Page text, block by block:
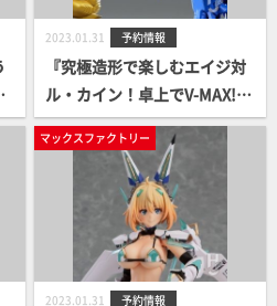
2023.01.31 予約情報
『究極造形で楽しむエイジ対
ル・カイン！卓上でV-MAX!』
PLAMAX minimum factory
レイズナー & ザカール SPTカ
ラーVer. / V-MAXカラーVer.
案内開始！
マックスファクトリー
2023.01.31 予約情報